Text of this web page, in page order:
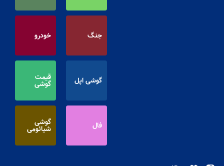
جنگ خودرو
گوشی اپل قیمت
گوشی
فال گوشی
شیائومی